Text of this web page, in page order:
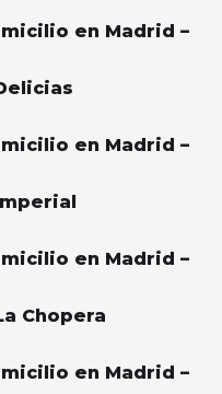
en Madrid –
en Madrid –
en Madrid –
Chopera
en Madrid –